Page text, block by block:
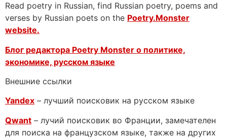
Read poetry in Russian, find Russian poetry, poems and
verses by Russian poets on the Poetry.Monster
website.
Блог редактора Poetry Monster о политике,
экономике, русском языке
Внешние ссылки
Yandex – лучший поисковик на русском языке
Qwant – лучий поисковик во Франции, замечателен
для поиска на французском языке, также на других